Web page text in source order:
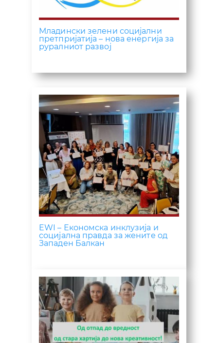
Младински зелени социјални
претпријатија – нова енергија за
руралниот развој
EWI – Економска инклузија и
социјална правда за жените од
Западен Балкан